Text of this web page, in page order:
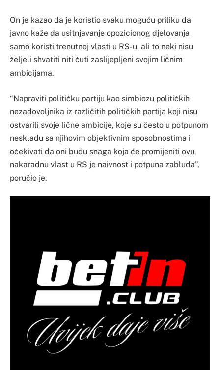
On je kazao da je koristio svaku moguću priliku da
javno kaže da usitnjavanje opozicionog djelovanja
samo koristi trenutnoj vlasti u RS-u, ali to neki nisu
željeli shvatiti niti čuti zaslijepljeni svojim ličnim
ambicijama.
“Napraviti političku partiju kao simbiozu političkih
nezadovoljnika iz različitih političkih partija koji nisu
ostvarili svoje lične ambicije, koje su često u potpunom
neskladu sa njihovim objektivnim sposobnostima i
očekivati da oni budu snaga koja će promijeniti ovu
nakaradnu vlast u RS je naivnost i potpuna zabluda”,
poručio je.